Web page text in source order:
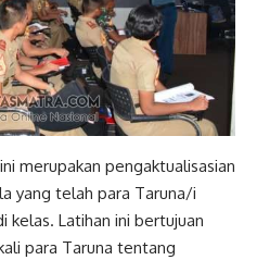
merupakan pengaktualisasian
yang telah para Taruna/i
kelas. Latihan ini bertujuan
para Taruna tentang